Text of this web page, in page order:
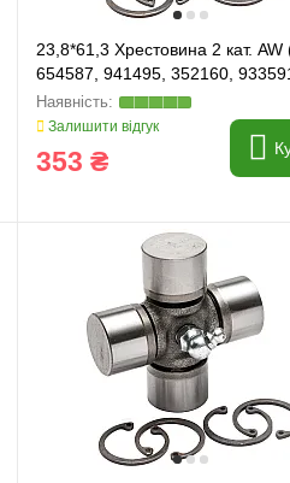
23,8*61,3 Хрестовина 2 кат. AW
654587, 941495, 352160,
24*62
Залишити відгук
353 ₴